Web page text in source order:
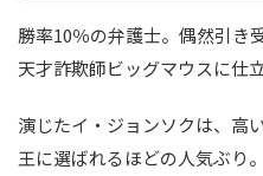
勝率10％の弁護士。偶然引き
天才詐欺師ビッグマウスに仕
演じたイ・ジョンソクは、高
王に選ばれるほどの人気ぶり